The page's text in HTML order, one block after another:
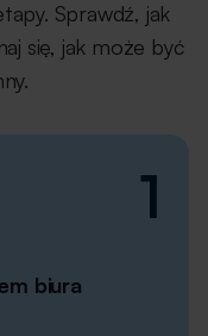
Sprawdź, jak
się, jak może być
1
biura